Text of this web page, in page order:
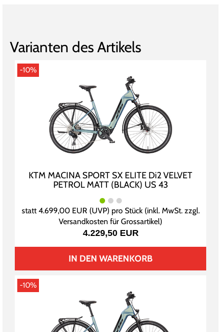
Varianten des Artikels
-10%
KTM MACINA SPORT SX ELITE Di2 VELVET
PETROL MATT (BLACK) US 43
statt4.699,00 EUR(UVP) pro Stück (inkl. MwSt. zzgl.
Versandkosten für Grossartikel)
4.229,50 EUR
IN DEN WARENKORB
-10%